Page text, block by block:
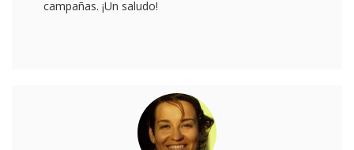
campañas. ¡Un saludo!